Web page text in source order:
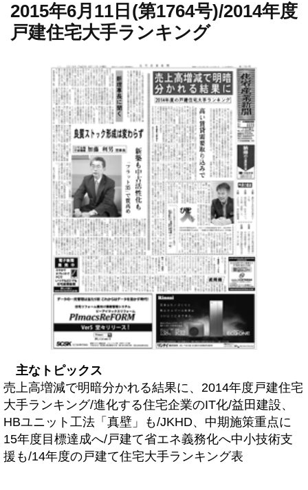
2015年6月11日(第1764号)/2014年度
戸建住宅大手ランキング
主なトピックス
売上高増減で明暗分かれる結果に、2014年度戸建住宅
大手ランキング/進化する住宅企業のIT化/益田建設、
HBユニット工法「真壁」も/JKHD、中期施策重点に
15年度目標達成へ/戸建て省エネ義務化へ中小技術支
援も/14年度の戸建て住宅大手ランキング表